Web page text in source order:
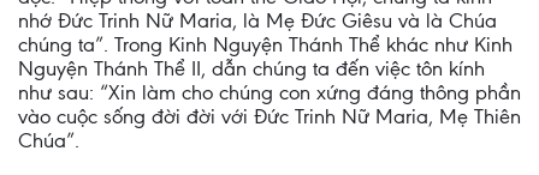
nhớ Đức Trinh Nữ Maria, là Mẹ Đức Giêsu và là Chúa
chúng ta”. Trong Kinh Nguyện Thánh Thể khác như Kinh
Nguyện Thánh Thể II, dẫn chúng ta đến việc tôn kính
như sau: “Xin làm cho chúng con xứng đáng thông phần
vào cuộc sống đời đời với Đức Trinh Nữ Maria, Mẹ Thiên
Chúa”.